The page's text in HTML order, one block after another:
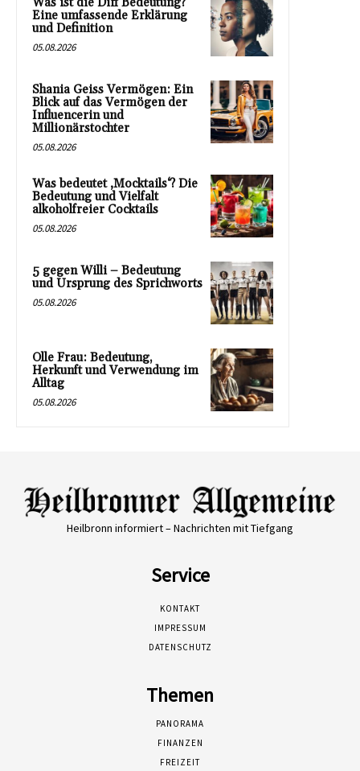
Was ist die Diff Bedeutung?
Eine umfassende Erklärung
und Definition
05.08.2026
Shania Geiss Vermögen: Ein
Blick auf das Vermögen der
Influencerin und
Millionärstochter
05.08.2026
Was bedeutet ‚Mocktails‘? Die
Bedeutung und Vielfalt
alkoholfreier Cocktails
05.08.2026
5 gegen Willi – Bedeutung
und Ursprung des Sprichworts
05.08.2026
Olle Frau: Bedeutung,
Herkunft und Verwendung im
Alltag
05.08.2026
Heilbronn informiert – Nachrichten mit Tiefgang
Service
KONTAKT
IMPRESSUM
DATENSCHUTZ
Themen
PANORAMA
FINANZEN
FREIZEIT